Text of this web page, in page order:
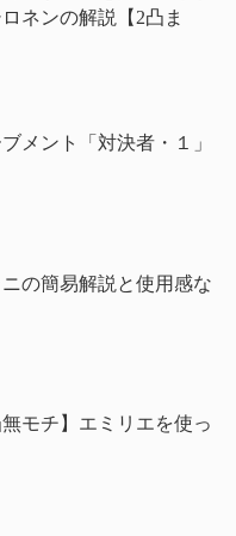
ネンの解説【2凸ま
メント「対決者・１」
の簡易解説と使用感な
モチ】エミリエを使っ